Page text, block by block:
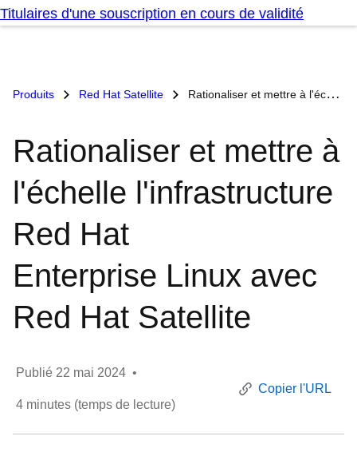
Titulaires d'une souscription en cours de validité
Produits Red Hat Satellite Rationaliser et mettre à l'échelle l'infrastructure Red Hat Enterprise Linux avec Red Hat Satellite
Rationaliser et mettre à
l'échelle l'infrastructure
Red Hat
Enterprise Linux avec
Red Hat Satellite
Publié 22 mai 2024 •
4 minutes (temps de lecture)
Copier l'URL